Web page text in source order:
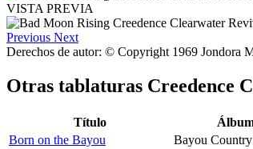
VISTA PREVIA
Previous Next
Derechos de autor: © Copyright 1969 Jondora
Otras tablaturas Creedence
Título
Born on the Bayou
Bayou Country